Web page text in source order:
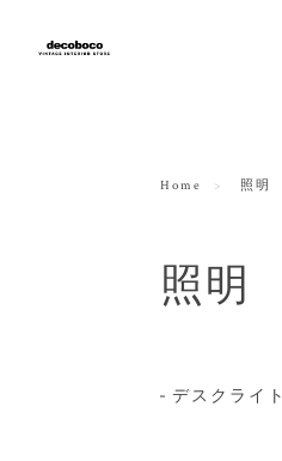
Home 照明
照明
デスクライト